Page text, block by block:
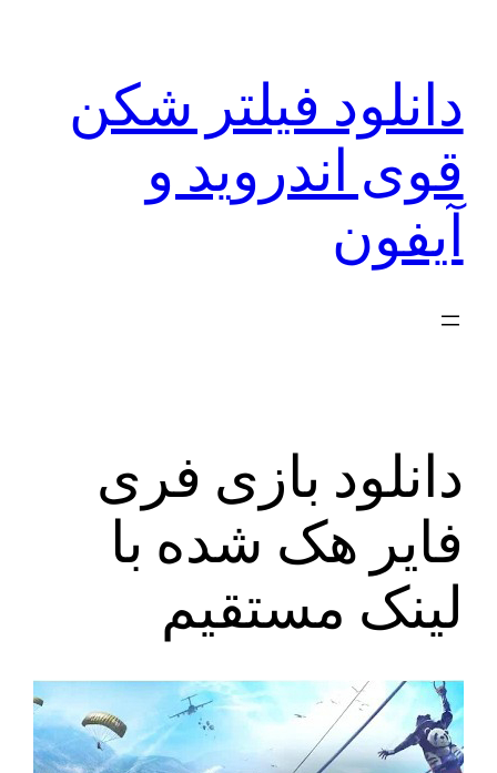
دانلود فیلتر شکن
قوی اندروید و
آیفون
دانلود بازی فری
فایر هک شده با
لینک مستقیم